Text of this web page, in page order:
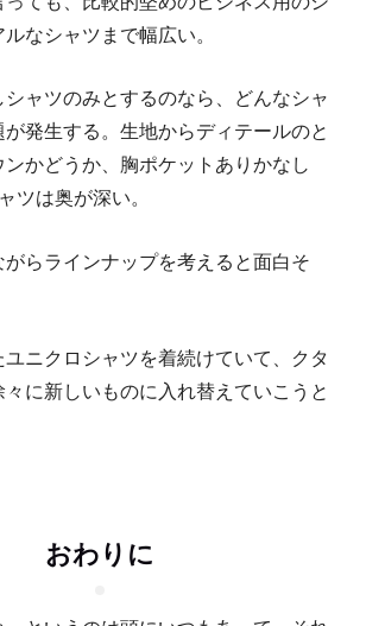
なシャツまで幅広い。
シャツのみとするのなら、どんなシャ
発生する。生地からディテールのと
ンかどうか、胸ポケットありかなし
ツは奥が深い。
がらラインナップを考えると面白そ
ニクロシャツを着続けていて、クタ
に新しいものに入れ替えていこうと
おわりに